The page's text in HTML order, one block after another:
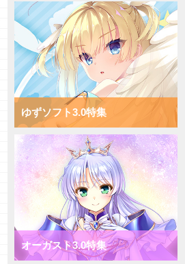
【デッキ紹介】[T]能力を使い倒
してコントロール！ Navel2.0
ミックス雪単デッキ
【デッキ紹介】AP強化で速攻勝
負！ ま～まれぇど1.0 ミックス
日単デッキ
【デッキ紹介】大量コストで圧
倒！ ま～まれぇど1.0 ミックス
宙単デッキ
【デッキ紹介】能力値強化で一点
突破！ ま～まれぇど1.0 ミック
ス花単デッキ
【デッキ紹介】エリアの大量配置
で能力値操作！ ま～まれぇど
1.0 ミックス月単デッキ
【デッキ紹介】相手のキャラを破
棄して強化！ ま～まれぇど1.0
ミックス雪単デッキ
【初心者向けVol.36】それぞれの
カード種類についてご紹介！
ゆずソフト3.0特集
オーガスト3.0特集